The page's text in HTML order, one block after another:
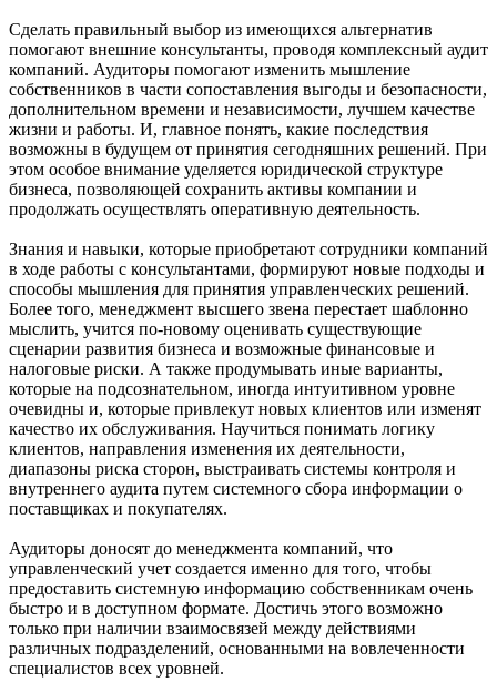
Сделать правильный выбор из имеющихся альтернатив
помогают внешние консультанты, проводя комплексный аудит
компаний. Аудиторы помогают изменить мышление
собственников в части сопоставления выгоды и безопасности,
дополнительном времени и независимости, лучшем качестве
жизни и работы. И, главное понять, какие последствия
возможны в будущем от принятия сегодняшних решений. При
этом особое внимание уделяется юридической структуре
бизнеса, позволяющей сохранить активы компании и
продолжать осуществлять оперативную деятельность.
Знания и навыки, которые приобретают сотрудники компаний
в ходе работы с консультантами, формируют новые подходы и
способы мышления для принятия управленческих решений.
Более того, менеджмент высшего звена перестает шаблонно
мыслить, учится по-новому оценивать существующие
сценарии развития бизнеса и возможные финансовые и
налоговые риски. А также продумывать иные варианты,
которые на подсознательном, иногда интуитивном уровне
очевидны и, которые привлекут новых клиентов или изменят
качество их обслуживания. Научиться понимать логику
клиентов, направления изменения их деятельности,
диапазоны риска сторон, выстраивать системы контроля и
внутреннего аудита путем системного сбора информации о
поставщиках и покупателях.
Аудиторы доносят до менеджмента компаний, что
управленческий учет создается именно для того, чтобы
предоставить системную информацию собственникам очень
быстро и в доступном формате. Достичь этого возможно
только при наличии взаимосвязей между действиями
различных подразделений, основанными на вовлеченности
специалистов всех уровней.